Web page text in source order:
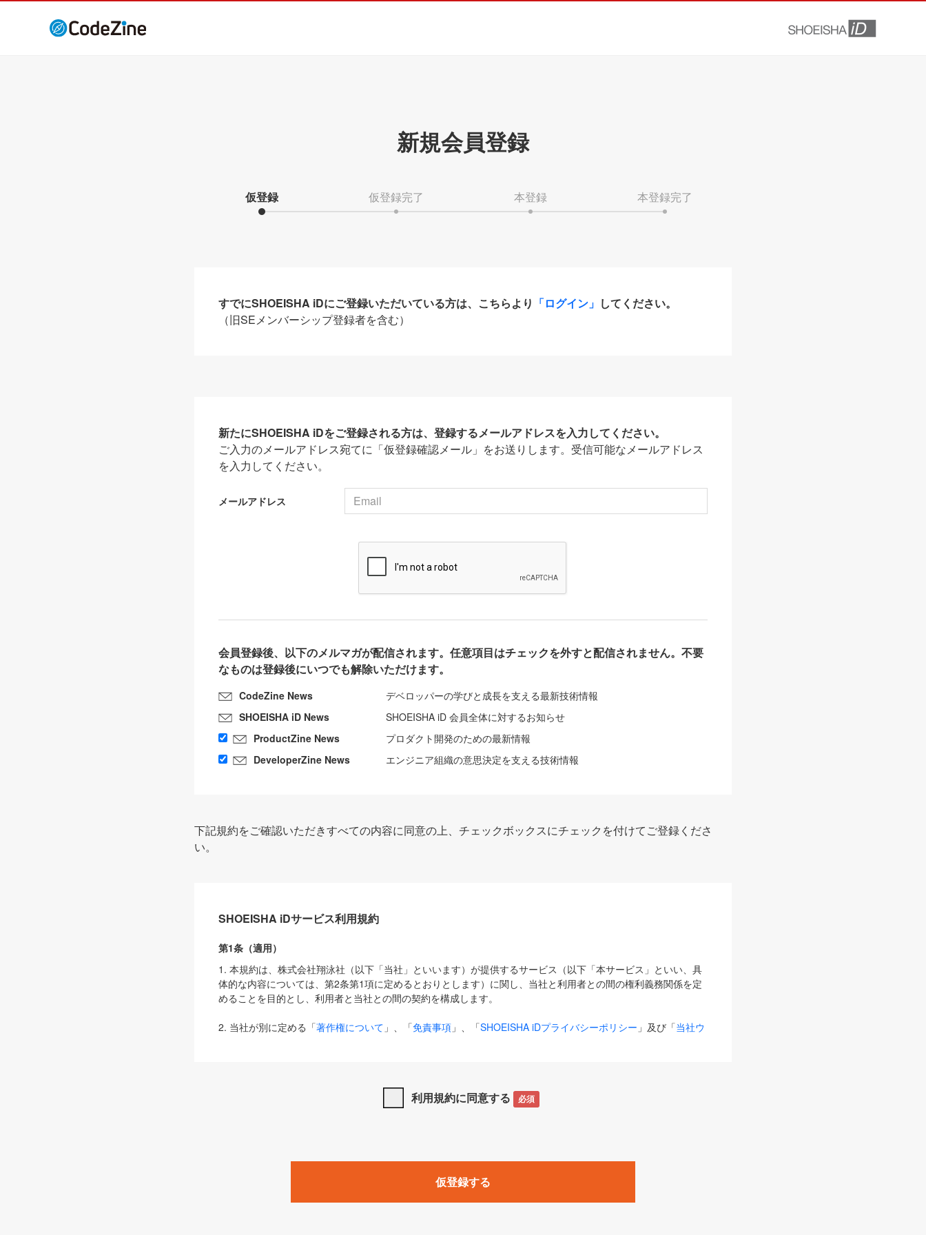
新規会員登録
仮登録 仮登録完了 本登録 本登録完了
すでにSHOEISHA iDにご登録いただいている方は、こちらより 「ログイン」 してください。
（旧SEメンバーシップ登録者を含む）
新たにSHOEISHA iDをご登録される方は、登録するメールアドレスを入力してください。
ご入力のメールアドレス宛てに「仮登録確認メール」をお送りします。受信可能なメールアドレス
を入力してください。
メールアドレス
会員登録後、以下のメルマガが配信されます。任意項目はチェックを外すと配信されません。不要
なものは登録後にいつでも解除いただけます。
CodeZine News
デベロッパーの学びと成長を支える最新技術情報
SHOEISHA iD News
SHOEISHA iD 会員全体に対するお知らせ
ProductZine News
プロダクト開発のための最新情報
DeveloperZine News
エンジニア組織の意思決定を支える技術情報
下記規約をご確認いただきすべての内容に同意の上、チェックボックスにチェックを付けてご登録くださ
い。
SHOEISHA iDサービス利用規約
第1条（適用）
1. 本規約は、株式会社翔泳社（以下「当社」といいます）が提供するサービス（以下「本サービス」といい、具
体的な内容については、第2条第1項に定めるとおりとします）に関し、当社と利用者との間の権利義務関係を定
めることを目的とし、利用者と当社との間の契約を構成します。
2. 当社が別に定める「著作権について 」、「免責事項 」、「SHOEISHA iDプライバシーポリシー 」及び「当社ウ
は、本規約の規定が優先して適用されるものとします。
1. 「本サービス」とは、当社が提供する以下のサービス（名称や内容が変更された場合、変更後のサービスを含
みます）及びこれらサービスに関連して当社が実施するイベントやキャンペーンをいいます。
「SEBook」「SEShop」「CodeZine」「MarkeZine」「EnterpriseZine」「ECzine」「Biz/Zine」「HRzine」
利用規約に同意する 必須
仮登録する